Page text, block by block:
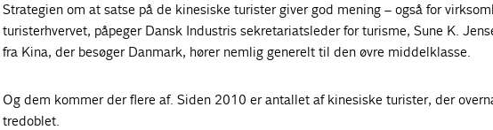
Strategien om at satse på de kinesiske turister giver god mening – også for
turisterhvervet, påpeger Dansk Industris sekretariatsleder for turisme, Sune K.
fra Kina, der besøger Danmark, hører nemlig generelt til den øvre middelklasse.
Og dem kommer der flere af. Siden 2010 er antallet af kinesiske turister, der
tredoblet.